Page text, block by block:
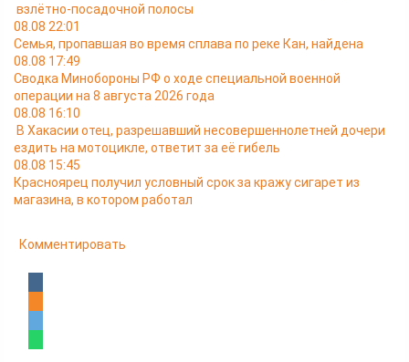
взлётно-посадочной полосы
08.08 22:01
Семья, пропавшая во время сплава по реке Кан, найдена
08.08 17:49
Сводка Минобороны РФ о ходе специальной военной
операции на 8 августа 2026 года
08.08 16:10
В Хакасии отец, разрешавший несовершеннолетней дочери
ездить на мотоцикле, ответит за её гибель
08.08 15:45
Красноярец получил условный срок за кражу сигарет из
магазина, в котором работал
Комментировать